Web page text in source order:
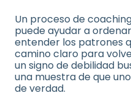
Un proceso de
puede ayudar a
entender los patrones
camino claro para
un signo de debilidad
una muestra de que
de verdad.